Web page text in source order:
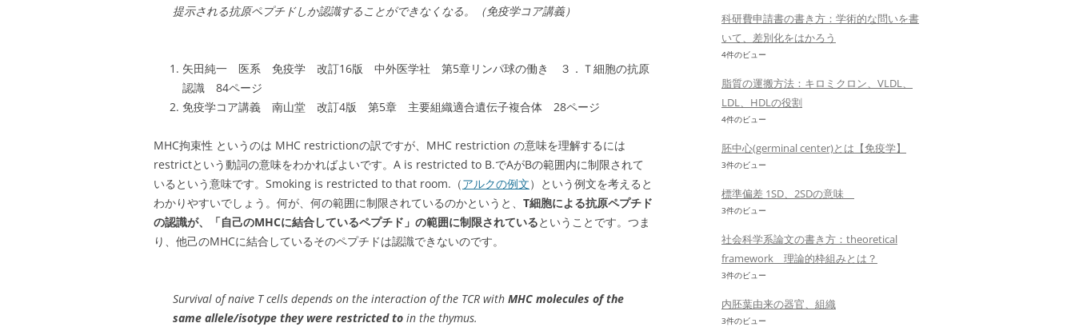
提示される抗原ペプチドしか認識することができなくなる。（免疫学コア講義）
矢田純一 医系 免疫学 改訂16版 中外医学社 第5章リンパ球の働き ３．Ｔ細胞の抗原
認識 84ページ
免疫学コア講義 南山堂 改訂4版 第5章 主要組織適合遺伝子複合体 28ページ
MHC拘束性 というのは MHC restrictionの訳ですが、MHC restriction の意味を理解するには
restrictという動詞の意味をわかればよいです。A is restricted to B.でAがBの範囲内に制限されて
いるという意味です。Smoking is restricted to that room.（アルクの例文）という例文を考えると
わかりやすいでしょう。何が、何の範囲に制限されているのかというと、 T細胞による抗原ペプチド
の認識が、「自己のMHCに結合しているペプチド」の範囲に制限されているということです。つま
り、他己のMHCに結合しているそのペプチドは認識できないのです。
Survival of naive T cells depends on the interaction of the TCR with MHC molecules of the
same allele/isotype they were restricted to in the thymus.
科研費申請書の書き方：学術的な問いを書
いて、差別化をはかろう
4件のビュー
脂質の運搬方法：キロミクロン、VLDL、
LDL、HDLの役割
4件のビュー
胚中心(germinal center)とは【免疫学】
3件のビュー
標準偏差 1SD、2SDの意味
3件のビュー
社会科学系論文の書き方：theoretical
framework 理論的枠組みとは？
3件のビュー
内胚葉由来の器官、組織
3件のビュー